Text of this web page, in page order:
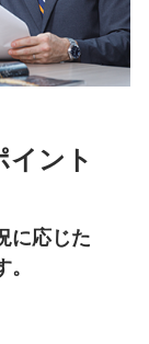
イント
に応じた